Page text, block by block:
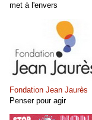
met à l'envers
Fondation Jean Jaurès
Penser pour agir